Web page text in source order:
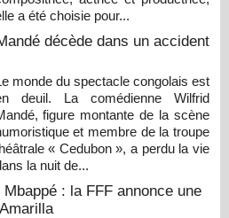
a été choisie pour...
décède dans un accident
monde du spectacle congolais est
deuil. La comédienne Wilfrid
figure montante de la scène
et membre de la troupe
« Cedubon », a perdu la vie
la nuit de...
: la FFF annonce une